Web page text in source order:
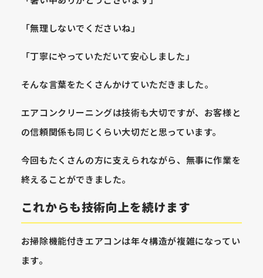
「無理しないでくださいね」
「丁寧にやっていただいて安心しました」
そんな言葉をたくさんかけていただきました。
エアコンクリーニングは技術も大切ですが、お客様と
の信頼関係も同じくらい大切だと思っています。
今回もたくさんの方に支えられながら、無事に作業を
終えることができました。
これからも技術向上を続けます
お掃除機能付きエアコンは年々構造が複雑になってい
ます。